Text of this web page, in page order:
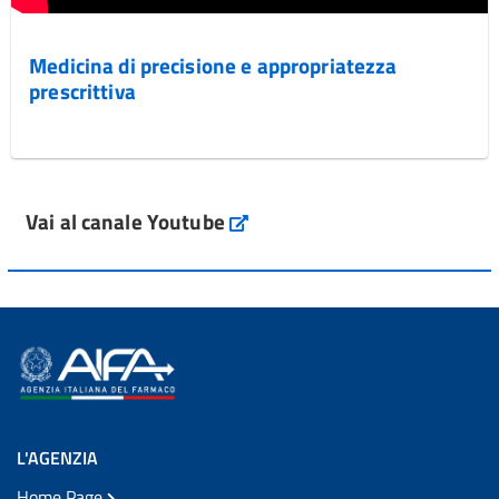
Medicina di precisione e appropriatezza
prescrittiva
Vai al canale Youtube
L'AGENZIA